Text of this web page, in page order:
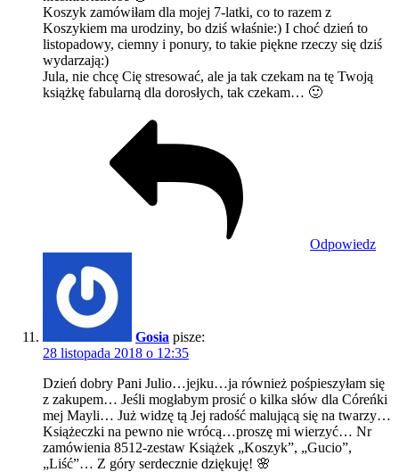
Koszyk zamówiłam dla mojej 7-latki, co to razem z
Koszykiem ma urodziny, bo dziś właśnie:) I choć dzień to
listopadowy, ciemny i ponury, to takie piękne rzeczy się dziś
wydarzają:)
Jula, nie chcę Cię stresować, ale ja tak czekam na tę Twoją
książkę fabularną dla dorosłych, tak czekam… 🙂
Odpowiedz
Gosia pisze:
28 listopada 2018 o 12:35
Dzień dobry Pani Julio…jejku…ja również pośpieszyłam się
z zakupem… Jeśli mogłabym prosić o kilka słów dla Córeńki
mej Mayli… Już widzę tą Jej radość malującą się na twarzy…
Książeczki na pewno nie wrócą…proszę mi wierzyć… Nr
zamówienia 8512-zestaw Książek „Koszyk”, „Gucio”,
„Liść”… Z góry serdecznie dziękuję! 🌸